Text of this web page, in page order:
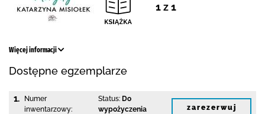
1 z 1
Więcej informacji
Dostępne egzemplarze
1.
Numer
inwentarzowy:
Status: Do
wypożyczenia
zarezerwuj